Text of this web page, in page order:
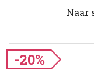
Naar
-20%